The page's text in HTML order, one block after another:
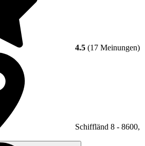
4.5 (17 Meinungen)
Schiffländ 8 - 8600,